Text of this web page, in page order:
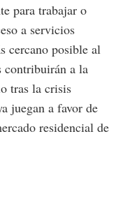
para trabajar o
a servicios
cercano posible al
contribuirán a la
tras la crisis
juegan a favor de
residencial de